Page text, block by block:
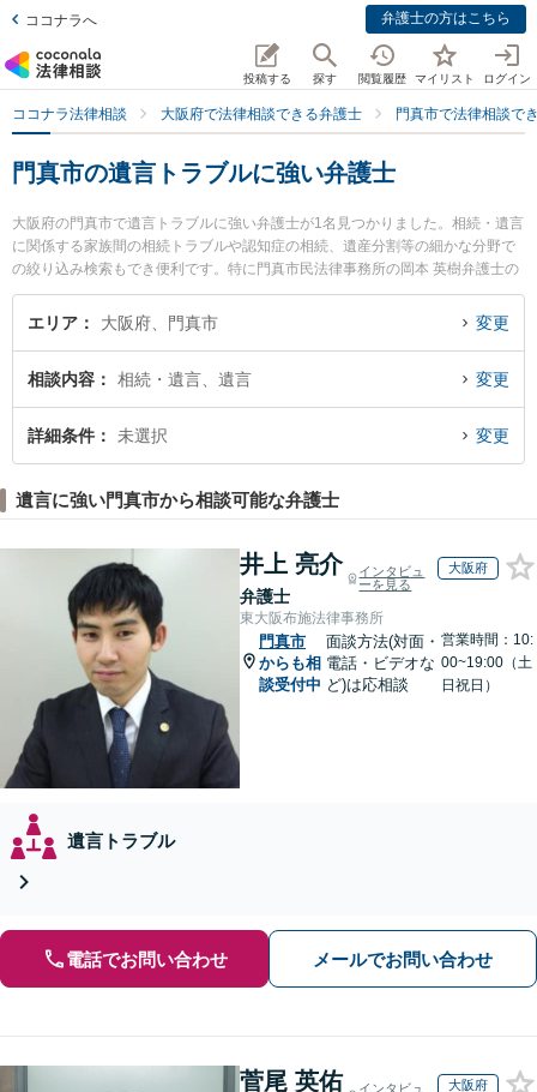
ココナラへ 弁護士の方はこちら
投稿する 探す 閲覧履歴 マイリスト ログイン
ココナラ法律相談 大阪府で法律相談できる弁護士 門真市で法律相談で
門真市の遺言トラブルに強い弁護士
大阪府の門真市で遺言トラブルに強い弁護士が1名見つかりました。相続・遺言
に関係する家族間の相続トラブルや認知症の相続、遺産分割等の細かな分野で
の絞り込み検索もでき便利です。特に門真市民法律事務所の岡本 英樹弁護士の
プロフィール情報や弁護士費用、強みなどが注目されています。『門真市で土
日や夜間に発生した遺言トラブルのトラブルを今すぐに弁護士に相談したい』
い』などでお困りの相談者さんにおすすめです。
エリア 大阪府、門真市 変更
相談内容 相続・遺言、遺言 変更
詳細条件 未選択 変更
遺言に強い門真市から相談可能な弁護士
井上 亮介
弁護士
インタビュ
ーを見る
大阪府
東大阪布施法律事務所
門真市
からも相
談受付中
面談方法(対面・
電話・ビデオな
ど)は応相談
営業時間：10:
00~19:00（土
日祝日）
遺言トラブル
電話でお問い合わせ メールでお問い合わせ
菅尾 英佑
インタビュ
大阪府